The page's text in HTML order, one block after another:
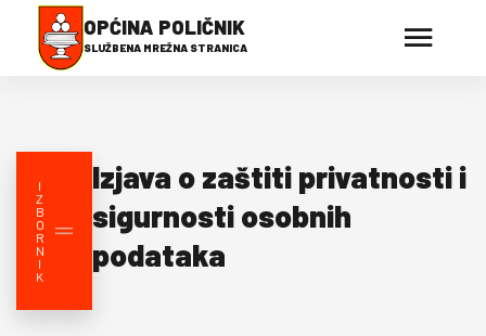
OPĆINA POLIČNIK
SLUŽBENA MREŽNA STRANICA
I
Z
B
O
R
N
I
K
Izjava o zaštiti privatnosti i
sigurnosti osobnih
podataka